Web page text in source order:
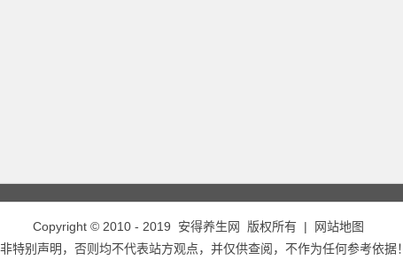
Copyright © 2010 - 2019 安得养生网 版权所有 |
网站地图
特别声明，否则均不代表站方观点，并仅供查阅，不作为任何参考依据！